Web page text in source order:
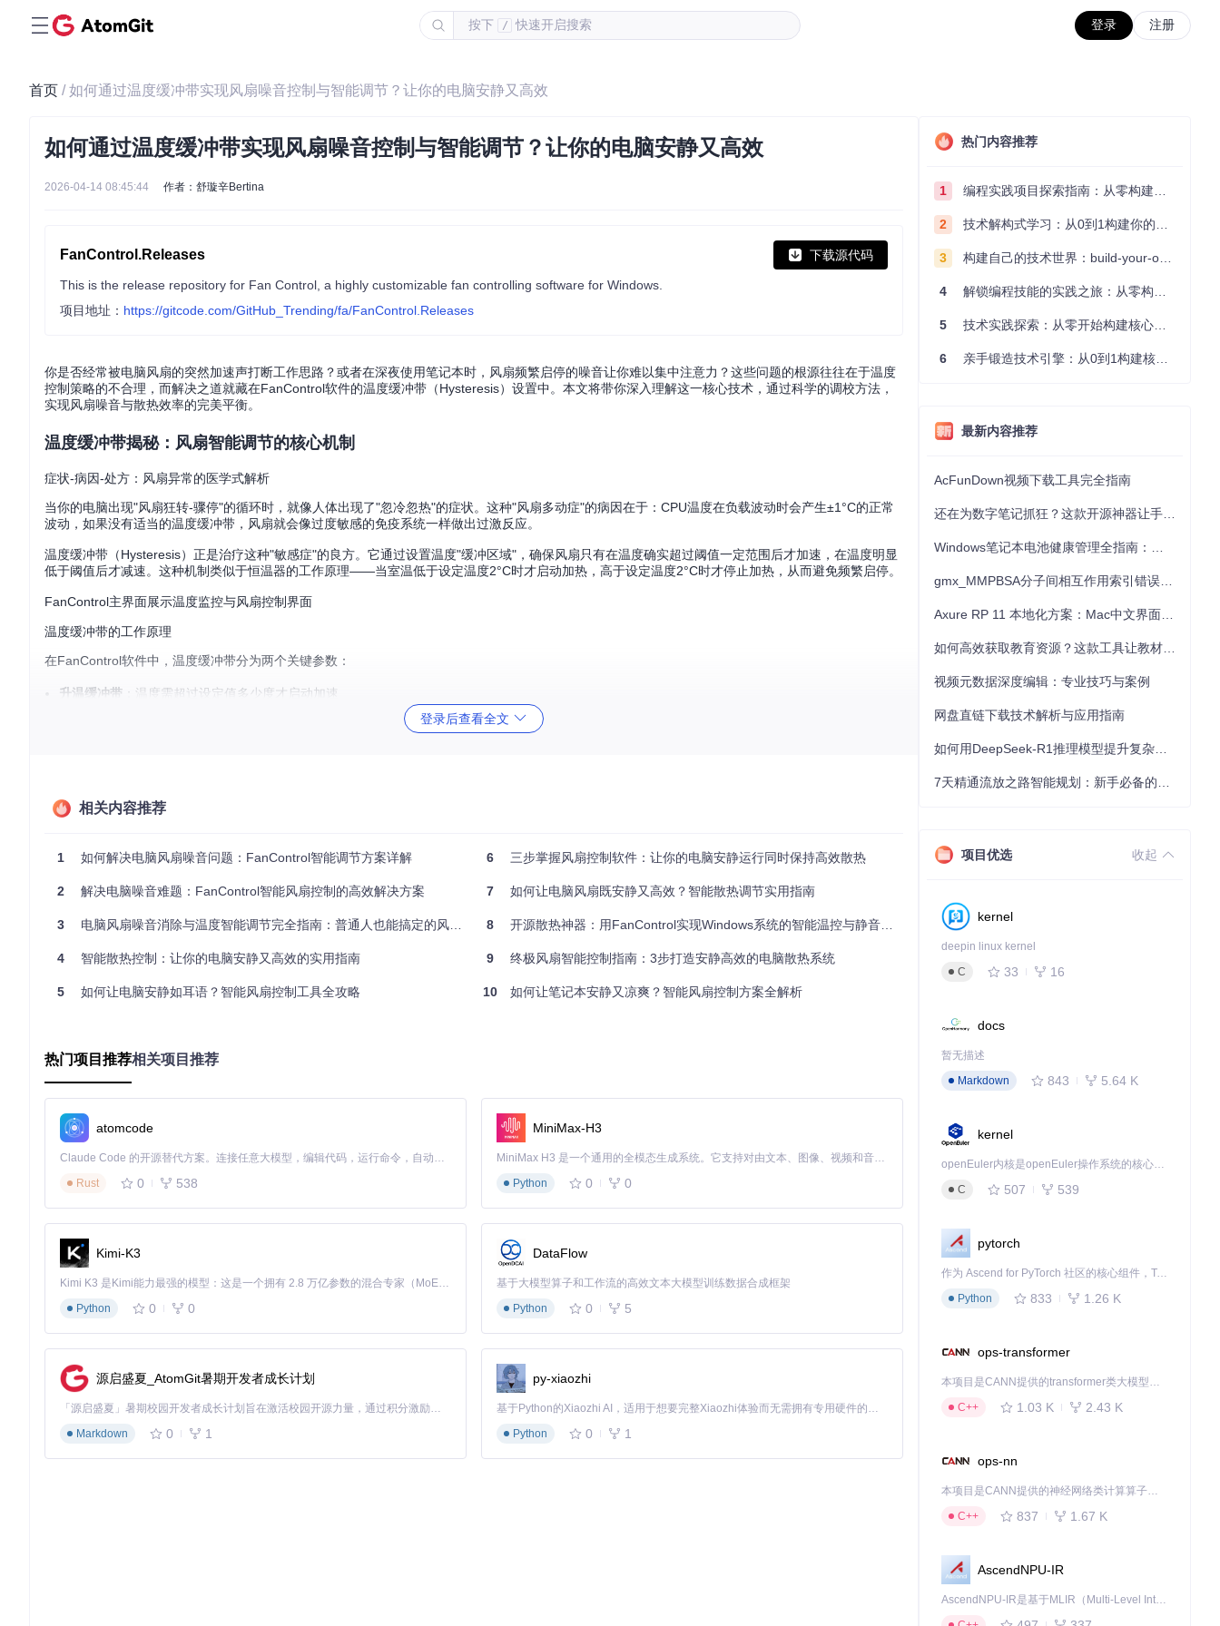
按下 / 快速开启搜索 登录 注册
首页 / 如何通过温度缓冲带实现风扇噪音控制与智能调节？让你的电脑安静又高效
如何通过温度缓冲带实现风扇噪音控制与智能调节？让你的电脑安静又高效
2026-04-14 08:45:44 作者：舒璇辛Bertina
FanControl.Releases 下载源代码
This is the release repository for Fan Control, a highly customizable fan controlling software for Windows.
项目地址： https://gitcode.com/GitHub_Trending/fa/FanControl.Releases
你是否经常被电脑风扇的突然加速声打断工作思路？或者在深夜使用笔记本时，风扇频繁启停的噪音让你难以集中注意力？这些问题的根源往往在于温度
控制策略的不合理，而解决之道就藏在FanControl软件的温度缓冲带（Hysteresis）设置中。本文将带你深入理解这一核心技术，通过科学的调校方法，
实现风扇噪音与散热效率的完美平衡。
温度缓冲带揭秘：风扇智能调节的核心机制
症状-病因-处方：风扇异常的医学式解析
当你的电脑出现"风扇狂转-骤停"的循环时，就像人体出现了"忽冷忽热"的症状。这种"风扇多动症"的病因在于：CPU温度在负载波动时会产生±1°C的正常
波动，如果没有适当的温度缓冲带，风扇就会像过度敏感的免疫系统一样做出过激反应。
温度缓冲带（Hysteresis）正是治疗这种"敏感症"的良方。它通过设置温度"缓冲区域"，确保风扇只有在温度确实超过阈值一定范围后才加速，在温度明显
低于阈值后才减速。这种机制类似于恒温器的工作原理——当室温低于设定温度2°C时才启动加热，高于设定温度2°C时才停止加热，从而避免频繁启停。
FanControl主界面展示温度监控与风扇控制界面
温度缓冲带的工作原理
在FanControl软件中，温度缓冲带分为两个关键参数：
升温缓冲带 ：温度需超过设定值多少度才启动加速
缓冲带调校实战：科学实验式配置流程
首先需要收集系统的基础温度数据。打开FanControl软件，在主监控界面观察CPU温度变化，建议在不同使用场景下（如浏览网页、办公、轻度游戏）各
负载变化时的温度上升速率
升温缓冲带 = 温度波动范围 + 1°C
降温缓冲带 = 温度波动范围 + 2°C
例如：若观察到温度在45-47°C之间波动（波动范围2°C），则建议设置：
升温缓冲带 = 3°C
验证：压力测试与参数微调
完成初始设置后，需要通过压力测试验证效果：
运行CPU压力测试软件（如Prime95）15分钟
观察温度曲线是否出现异常尖峰
记录风扇启停次数和噪音变化
如果仍有频繁启停，则增加降温缓冲带值1°C；如果温度持续过高，则减小升温缓冲带值0.5°C。建议每次调整后观察至少30分钟，确保系统达到稳定状
态。
场景适配心法：不同设备的优化策略
硬件配置与缓冲带推荐值对比
登录后查看全文
相关内容推荐
1 如何解决电脑风扇噪音问题：FanControl智能调节方案详解
2 解决电脑噪音难题：FanControl智能风扇控制的高效解决方案
3 电脑风扇噪音消除与温度智能调节完全指南：普通人也能搞定的风扇控制方案
4 智能散热控制：让你的电脑安静又高效的实用指南
5 如何让电脑安静如耳语？智能风扇控制工具全攻略
6 三步掌握风扇控制软件：让你的电脑安静运行同时保持高效散热
7 如何让电脑风扇既安静又高效？智能散热调节实用指南
8 开源散热神器：用FanControl实现Windows系统的智能温控与静音优化
9 终极风扇智能控制指南：3步打造安静高效的电脑散热系统
10 如何让笔记本安静又凉爽？智能风扇控制方案全解析
热门项目推荐相关项目推荐
atomcode
Claude Code 的开源替代方案。连接任意大模型，编辑代码，运行命令，自动验证 — 全自动执行。用 Rust 构建，极致性能。 ｜ An open-source alternative to Claude Code. Connect any LLM, edit code, run commands, and verify changes — autonomously. Built in Rust for speed. Get Started
Rust
0 538
MiniMax-H3
MiniMax H3 是一个通用的全模态生成系统。它支持对由文本、图像、视频和音频组成的多模态上下文进行统一理解，并能生成分辨率高达 2K、时长可达 15 秒的带原生立体声音频的视频。得益于面向任务泛化的系统设计，H3 在预训练阶段就已具备广泛的多模态上下文理解与生成能力，能够出色地执行复杂的多模态指令。
Python
0 0
Kimi-K3
Kimi K3 是Kimi能力最强的模型：这是一个拥有 2.8 万亿参数的混合专家（MoE）模型，具备原生视觉理解能力，并支持 100 万 token 的上下文窗口。
Python
0 0
DataFlow
基于大模型算子和工作流的高效文本大模型训练数据合成框架
Python
0 5
源启盛夏_AtomGit暑期开发者成长计划
「源启盛夏」暑期校园开发者成长计划旨在激活校园开源力量，通过积分激励、认证扶持、资源倾斜等形式，引导高校组织和开发者完成「入驻 — 建项目 — 做贡献 — 获认证 — 得资源」的完整闭环。无论你是想带领社团入驻平台的组织者，还是希望用代码贡献证明自己的开发者，都能在这里找到属于你的成长路径。
Markdown
0 1
py-xiaozhi
基于Python的Xiaozhi AI，适用于想要完整Xiaozhi体验而无需拥有专用硬件的用户。
Python
0 1
热门内容推荐
1 编程实践项目探索指南：从零构建技术能力体系
2 技术解构式学习：从0到1构建你的编程知识体系
3 构建自己的技术世界：build-your-own-x项目的实践探索指南
4 解锁编程技能的实践之旅：从零构建你的技术世界
5 技术实践探索：从零开始构建核心系统的实践指南
6 亲手锻造技术引擎：从0到1构建核心系统的实践指南
最新内容推荐
AcFunDown视频下载工具完全指南
视频元数据深度编辑：专业技巧与案例
网盘直链下载技术解析与应用指南
项目优选 收起
kernel
deepin linux kernel
C
33 16
docs
暂无描述
Markdown
843 5.64 K
kernel
openEuler内核是openEuler操作系统的核心，既是系统性能与稳定性的基石，也是连接处理器、设备与服务的桥梁。
C
507 539
pytorch
作为 Ascend for PyTorch 社区的核心组件，TorchNPU 是昇腾专为 PyTorch 打造的深度学习适配插件，使 PyTorch 框架能够直接调用昇腾 NPU，为开发者提供昇腾 AI 处理器的超强算力。
Python
833 1.26 K
ops-transformer
本项目是CANN提供的transformer类大模型算子库，实现网络在NPU上加速计算。
C++
1.03 K 2.43 K
ops-nn
本项目是CANN提供的神经网络类计算算子库，实现网络在NPU上加速计算。
C++
837 1.67 K
AscendNPU-IR
AscendNPU-IR是基于MLIR（Multi-Level Intermediate Representation）构建的，面向昇腾亲和算子编译时使用的中间表示，提供昇腾完备表达能力，通过编译优化提升昇腾AI处理器计算效率，支持通过生态框架使能昇腾AI处理器与深度调优